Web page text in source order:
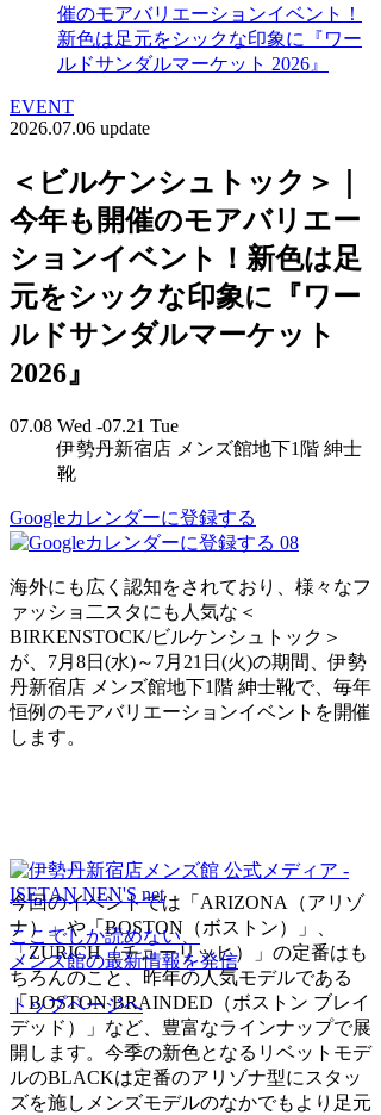
催のモアバリエーションイベント！
新色は足元をシックな印象に『ワー
ルドサンダルマーケット 2026』
EVENT
2026.07.06 update
＜ビルケンシュトック＞｜
今年も開催のモアバリエー
ションイベント！新色は足
元をシックな印象に『ワー
ルドサンダルマーケット
2026』
07.08 Wed -07.21 Tue
伊勢丹新宿店 メンズ館地下1階 紳士
靴
Googleカレンダーに登録する
08
海外にも広く認知をされており、様々なフ
ァッショ二スタにも人気な＜
BIRKENSTOCK/ビルケンシュトック＞
が、7月8日(水)～7月21日(火)の期間、伊勢
丹新宿店 メンズ館地下1階 紳士靴で、毎年
恒例のモアバリエーションイベントを開催
します。
今回のイベントでは「ARIZONA（アリゾ
ナ）」や「BOSTON（ボストン）」、
「ZURICH（チューリッヒ）」の定番はも
ちろんのこと、昨年の人気モデルである
「BOSTON BRAINDED（ボストン ブレイ
デッド）」など、豊富なラインナップで展
開します。今季の新色となるリベットモデ
ルのBLACKは定番のアリゾナ型にスタッ
ズを施しメンズモデルのなかでもより足元
ここでしか読めない、
メンズ館の最新情報を発信
トップページへ